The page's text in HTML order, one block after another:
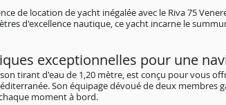
de location de yacht inégalée avec le Riva 75
d'excellence nautique, ce yacht incarne le
exceptionnelles pour une
son tirant d'eau de 1,20 mètre, est conçu pour vous
Son équipage dévoué de deux
moment à bord.